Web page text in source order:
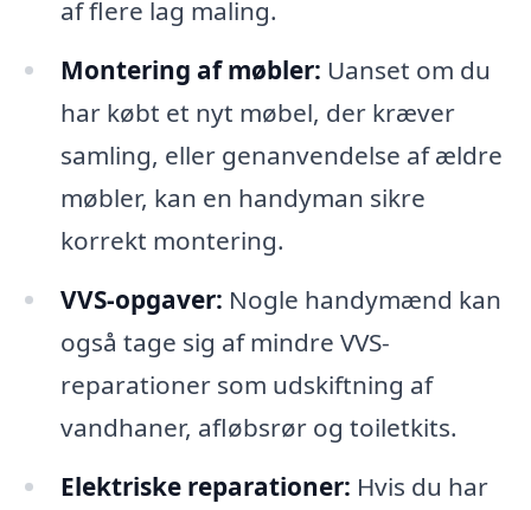
af flere lag maling.
Montering af møbler: Uanset om du
har købt et nyt møbel, der kræver
samling, eller genanvendelse af ældre
møbler, kan en handyman sikre
korrekt montering.
VVS-opgaver: Nogle handymænd kan
også tage sig af mindre VVS-
reparationer som udskiftning af
vandhaner, afløbsrør og toiletkits.
Elektriske reparationer: Hvis du har